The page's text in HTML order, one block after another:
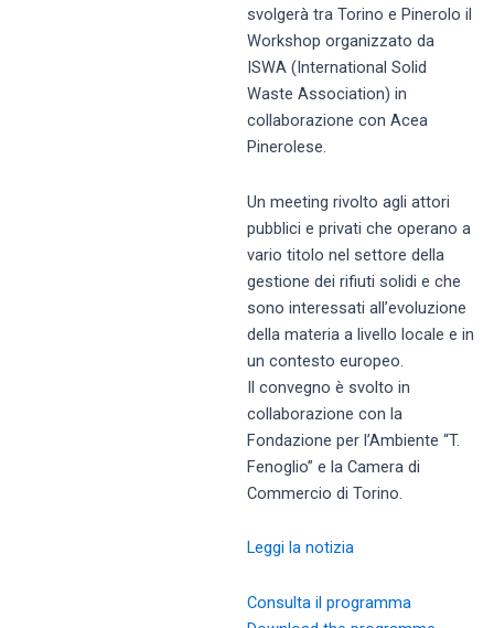
svolgerà tra Torino e Pinerolo il
Workshop organizzato da
ISWA (International Solid
Waste Association) in
collaborazione con Acea
Pinerolese.
Un meeting rivolto agli attori
pubblici e privati che operano a
vario titolo nel settore della
gestione dei rifiuti solidi e che
sono interessati all’evoluzione
della materia a livello locale e in
un contesto europeo.
Il convegno è svolto in
collaborazione con la
Fondazione per l’Ambiente “T.
Fenoglio” e la Camera di
Commercio di Torino.
Leggi la notizia
Consulta il programma